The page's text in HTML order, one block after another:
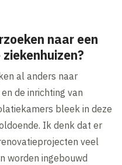
naar een
al anders naar
de inrichting van
bleek in deze
Ik denk dat er
veel
worden ingebouwd